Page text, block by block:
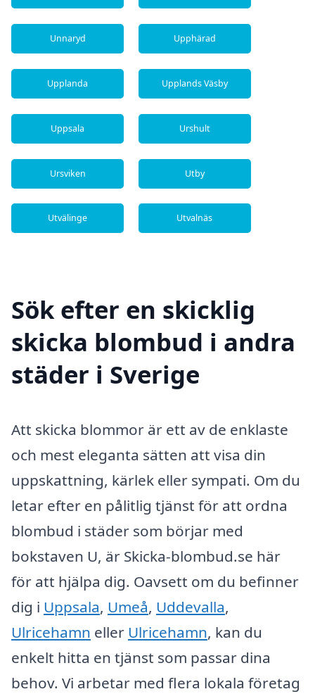
Unnaryd Upphärad
Upplanda Upplands Väsby
Uppsala Urshult
Ursviken Utby
Utvälinge Utvalnäs
Sök efter en skicklig
skicka blombud i andra
städer i Sverige
Att skicka blommor är ett av de enklaste
och mest eleganta sätten att visa din
uppskattning, kärlek eller sympati. Om du
letar efter en pålitlig tjänst för att ordna
blombud i städer som börjar med
bokstaven U, är Skicka-blombud.se här
för att hjälpa dig. Oavsett om du befinner
dig i Uppsala, Umeå, Uddevalla,
Ulricehamn eller Ulricehamn, kan du
enkelt hitta en tjänst som passar dina
behov. Vi arbetar med flera lokala företag